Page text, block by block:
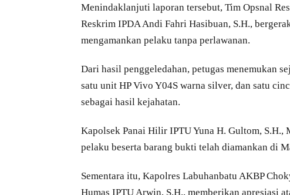
Menindaklanjuti laporan tersebut, Tim Opsnal
Reskrim IPDA Andi Fahri Hasibuan, S.H.,
mengamankan pelaku tanpa perlawanan.
Dari hasil penggeledahan, petugas menemukan
satu unit HP Vivo Y04S warna silver, dan satu
sebagai hasil kejahatan.
Kapolsek Panai Hilir IPTU Yuna H. Gultom,
pelaku beserta barang bukti telah diamankan di
Sementara itu, Kapolres Labuhanbatu AKBP
Humas IPTU Arwin, S.H., memberikan apresiasi